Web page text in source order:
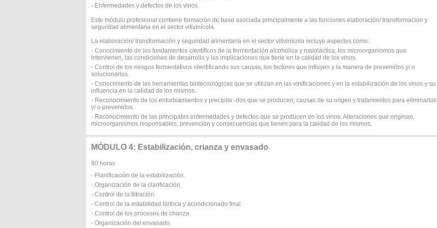
- Enfermedades y defectos de los vinos.
Este módulo profesional contiene formación de base asociada principalmente a las funciones elaboración/ transformación y
seguridad alimentaria en el sector vitivinícola.
La elaboración/ transformación y seguridad alimentaria en el sector vitivinícola incluye aspectos como:
- Conocimiento de los fundamentos científicos de la fermentación alcohólica y maloláctica, los microorganismos que
intervienen, las condiciones de desarrollo y las implicaciones que tiene en la calidad de los vinos.
- Control de los riesgos fermentativos identificando sus causas, los factores que influyen y la manera de prevenirlos y/ o
solucionarlos.
- Conocimiento de las herramientas biotecnológicas que se utilizan en las vinificaciones y en la estabilización de los vinos y su
influencia en la calidad de los mismos.
- Reconocimiento de los enturbiamientos y precipita -dos que se producen; causas de su origen y tratamientos para eliminarlos
y/ o prevenirlos.
- Reconocimiento de las principales enfermedades y defectos que se producen en los vinos. Alteraciones que originan,
microorganismos responsables, prevención y consecuencias que tienen para la calidad de los mismos.
MÓDULO 4: Estabilización, crianza y envasado
80 horas
- Planificación de la estabilización.
- Organización de la clarificación.
- Control de la filtración.
- Control de la estabilidad tártrica y acondicionado final.
- Control de los procesos de crianza.
- Organización del envasado.